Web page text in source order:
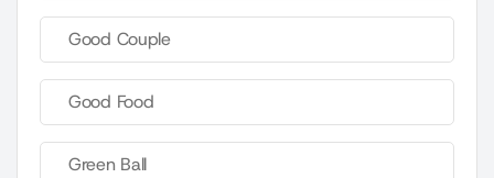
Good Couple
Good Food
Green Ball